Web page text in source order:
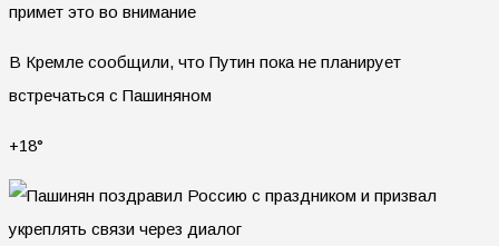
примет это во внимание
В Кремле сообщили, что Путин пока не планирует
встречаться с Пашиняном
+18°